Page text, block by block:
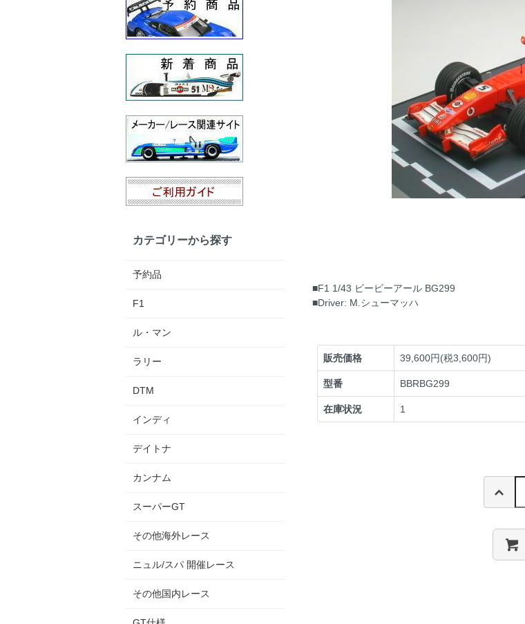
■F1 1/43 ビービーアール BG299
■Driver: M.シューマッハ
販売価格 39,600円(税3,600円)
型番 BBRBG299
在庫状況 1
カテゴリーから探す
予約品
F1
ル・マン
ラリー
DTM
インディ
デイトナ
カンナム
スーパーGT
その他海外レース
ニュル/スパ 開催レース
その他国内レース